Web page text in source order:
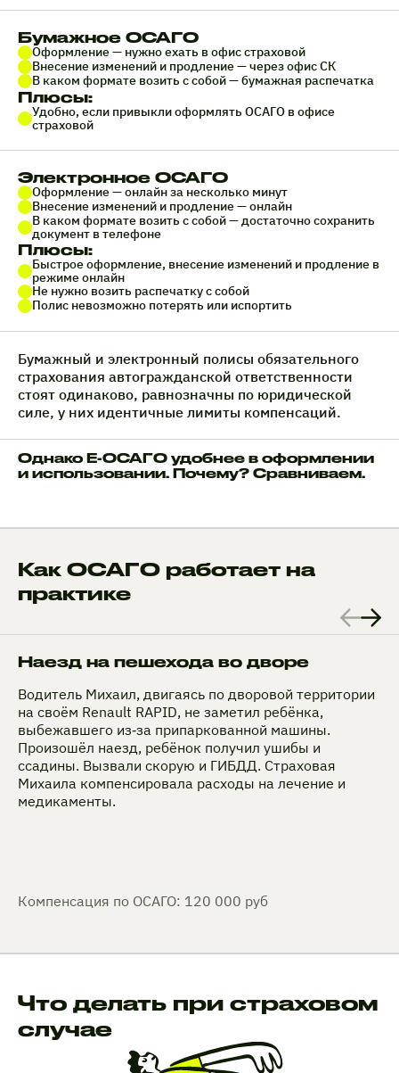
Бумажное ОСАГО
Оформление — нужно ехать в офис страховой
Внесение изменений и продление — через офис СК
В каком формате возить с собой — бумажная распечатка
Плюсы:
Удобно, если привыкли оформлять ОСАГО в офисе
страховой
Электронное ОСАГО
Оформление — онлайн за несколько минут
Внесение изменений и продление — онлайн
В каком формате возить с собой — достаточно сохранить
документ в телефоне
Плюсы:
Быстрое оформление, внесение изменений и продление в
режиме онлайн
Не нужно возить распечатку с собой
Полис невозможно потерять или испортить
Бумажный и электронный полисы обязательного
страхования автогражданской ответственности
стоят одинаково, равнозначны по юридической
силе, у них идентичные лимиты компенсаций.
Однако Е-ОСАГО удобнее в оформлении
и использовании. Почему? Сравниваем.
Как ОСАГО работает на
практике
Наезд на пешехода во дворе
Водитель Михаил, двигаясь по дворовой территории
на своём Renault RAPID, не заметил ребёнка,
выбежавшего из‑за припаркованной машины.
Произошёл наезд, ребёнок получил ушибы и
ссадины. Вызвали скорую и ГИБДД. Страховая
Михаила компенсировала расходы на лечение и
медикаменты.
Компенсация по ОСАГО: 120 000 руб
Что делать при страховом
случае